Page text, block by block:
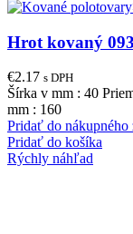
Hrot kovaný
€2.17 s DPH
Šírka v mm : 40
mm : 160
Pridať do nákupného
Pridať do košíka
Rýchly náhľad